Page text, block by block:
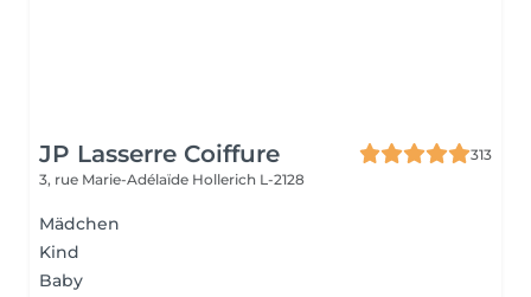
JP Lasserre Coiffure
313
3, rue Marie-Adélaïde Hollerich L-2128
Mädchen
Kind
Baby